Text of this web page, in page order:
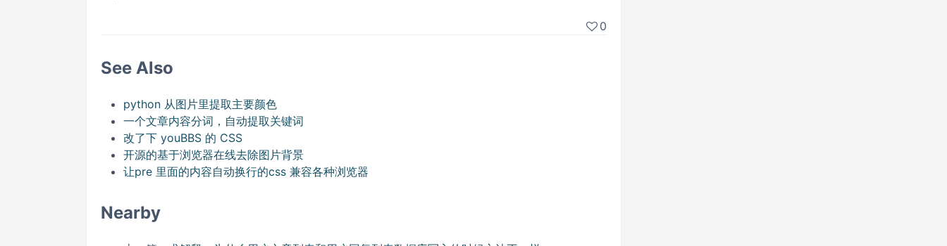
0
See Also
python 从图片里提取主要颜色
一个文章内容分词，自动提取关键词
改了下 youBBS 的 CSS
开源的基于浏览器在线去除图片背景
让pre 里面的内容自动换行的css 兼容各种浏览器
Nearby